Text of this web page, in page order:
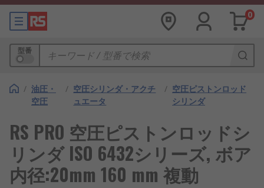
0
型番
/ 油圧・
空圧
/ 空圧シリンダ・アクチ
ュエータ
/ 空圧ピストンロッド
シリンダ
RS PRO 空圧ピストンロッドシ
リンダ ISO 6432シリーズ, ボア
内径:20mm 160 mm 複動